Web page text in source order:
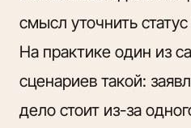
смысл уточнить
На практике один из
сценариев такой:
дело стоит из-за